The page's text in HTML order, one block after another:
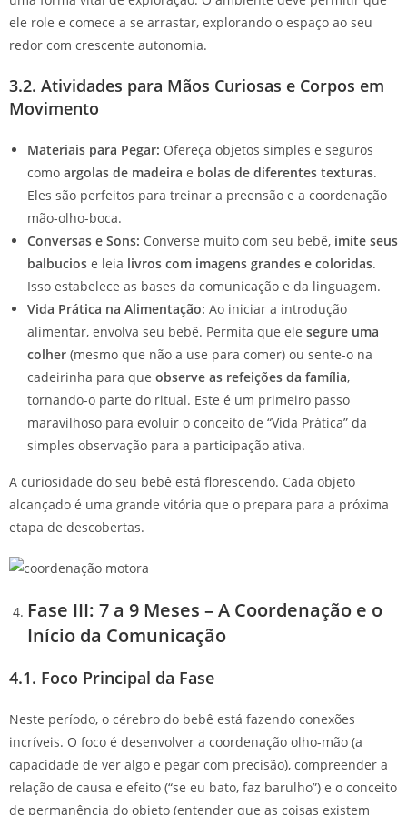
ele role e comece a se arrastar, explorando o espaço ao seu
redor com crescente autonomia.
3.2. Atividades para Mãos Curiosas e Corpos em
Movimento
Materiais para Pegar: Ofereça objetos simples e seguros
como argolas de madeira e bolas de diferentes texturas.
Eles são perfeitos para treinar a preensão e a coordenação
mão-olho-boca.
Conversas e Sons: Converse muito com seu bebê, imite seus
balbucios e leia livros com imagens grandes e coloridas.
Isso estabelece as bases da comunicação e da linguagem.
Vida Prática na Alimentação: Ao iniciar a introdução
alimentar, envolva seu bebê. Permita que ele segure uma
colher (mesmo que não a use para comer) ou sente-o na
cadeirinha para que observe as refeições da família,
tornando-o parte do ritual. Este é um primeiro passo
maravilhoso para evoluir o conceito de “Vida Prática” da
simples observação para a participação ativa.
A curiosidade do seu bebê está florescendo. Cada objeto
alcançado é uma grande vitória que o prepara para a próxima
etapa de descobertas.
Fase III: 7 a 9 Meses – A Coordenação e o
Início da Comunicação
4.1. Foco Principal da Fase
Neste período, o cérebro do bebê está fazendo conexões
incríveis. O foco é desenvolver a coordenação olho-mão (a
capacidade de ver algo e pegar com precisão), compreender a
relação de causa e efeito (“se eu bato, faz barulho”) e o conceito
de permanência do objeto (entender que as coisas existem